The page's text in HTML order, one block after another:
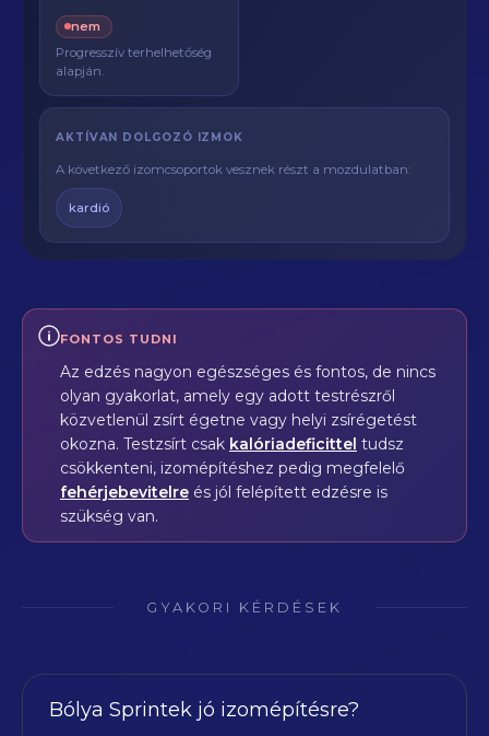
nem
Progresszív terhelhetőség
alapján.
AKTÍVAN DOLGOZÓ IZMOK
A következő izomcsoportok vesznek részt a mozdulatban:
kardió
FONTOS TUDNI
Az edzés nagyon egészséges és fontos, de nincs
olyan gyakorlat, amely egy adott testrészről
közvetlenül zsírt égetne vagy helyi zsírégetést
okozna. Testzsírt csak kalóriadeficittel tudsz
csökkenteni, izomépítéshez pedig megfelelő
fehérjebevitelre és jól felépített edzésre is
szükség van.
GYAKORI KÉRDÉSEK
Bólya Sprintek jó izomépítésre?